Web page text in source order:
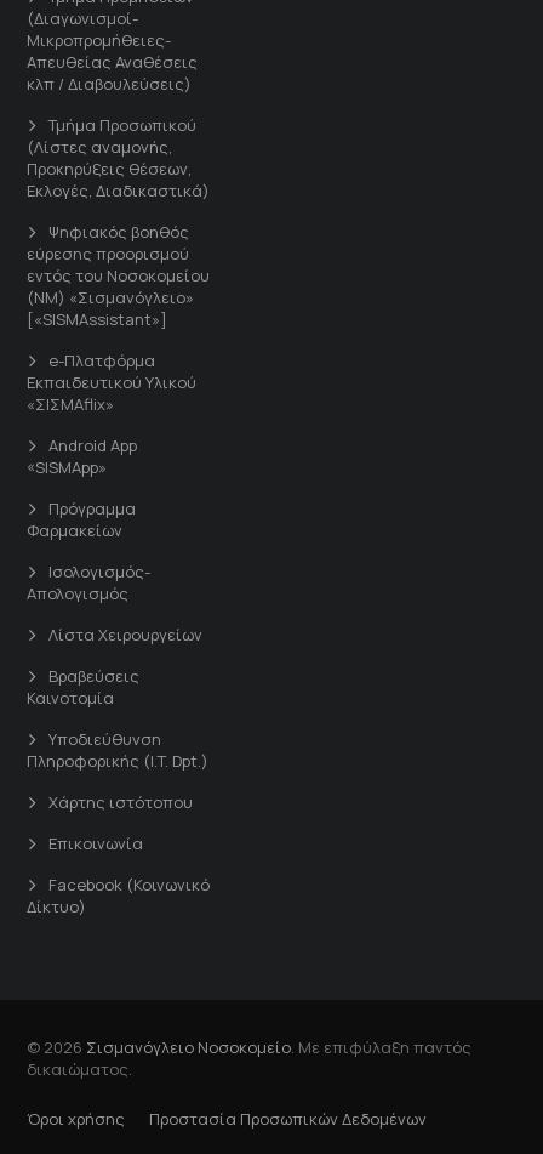
(Διαγωνισμοί-
Μικροπρομήθειες-
Απευθείας Αναθέσεις
κλπ / Διαβουλεύσεις)
Τμήμα Προσωπικού
(Λίστες αναμονής,
Προκηρύξεις θέσεων,
Εκλογές, Διαδικαστικά)
Ψηφιακός βοηθός
εύρεσης προορισμού
εντός του Νοσοκομείου
(ΝΜ) «Σισμανόγλειο»
[«SISMAssistant»]
e-Πλατφόρμα
Εκπαιδευτικού Υλικού
«ΣΙΣΜΑflix»
Android App
«SISMApp»
Πρόγραμμα
Φαρμακείων
Ισολογισμός-
Απολογισμός
Λίστα Χειρουργείων
Βραβεύσεις
Καινοτομία
Υποδιεύθυνση
Πληροφορικής (I.T. Dpt.)
Χάρτης ιστότοπου
Επικοινωνία
Facebook (Κοινωνικό
Δίκτυο)
© 2026 Σισμανόγλειο Νοσοκομείο . Με επιφύλαξη παντός
δικαιώματος.
Όροι χρήσης Προστασία Προσωπικών Δεδομένων